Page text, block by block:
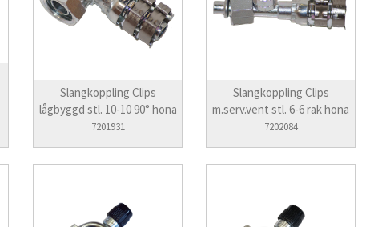
Slangkoppling Clips
lågbyggd stl. 10-10 90° hona
7201931
Slangkoppling Clips
m.serv.vent stl. 6-6 rak hona
7202084